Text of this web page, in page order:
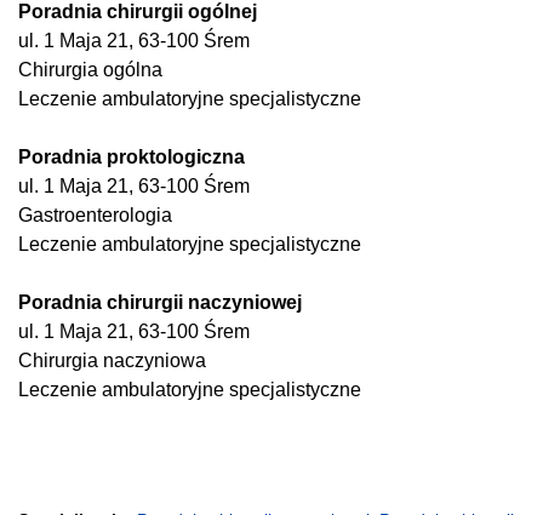
Poradnia chirurgii ogólnej
ul. 1 Maja 21, 63-100 Śrem
Chirurgia ogólna
Leczenie ambulatoryjne specjalistyczne
Poradnia proktologiczna
ul. 1 Maja 21, 63-100 Śrem
Gastroenterologia
Leczenie ambulatoryjne specjalistyczne
Poradnia chirurgii naczyniowej
ul. 1 Maja 21, 63-100 Śrem
Chirurgia naczyniowa
Leczenie ambulatoryjne specjalistyczne